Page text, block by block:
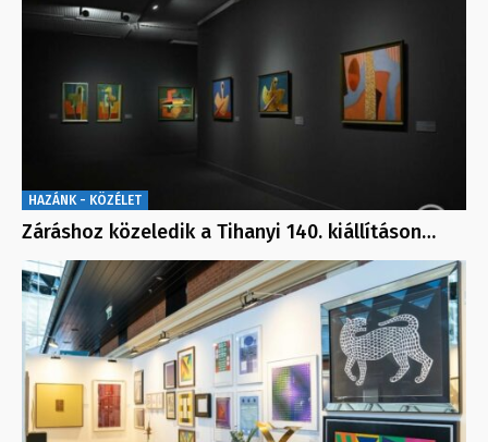
HAZÁNK - KÖZÉLET
Záráshoz közeledik a Tihanyi 140. kiállításon…